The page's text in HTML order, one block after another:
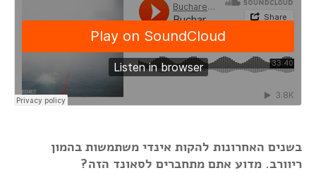
בשנים האחרונות להקות אינדי משתמשות בהמון
ריוורב. מדוע אתם מתחברים לסאונד הזה?